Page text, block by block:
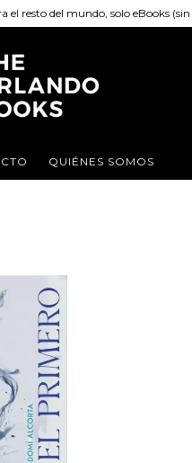
resto del mundo, solo eBooks (sin
QUIÉNES SOMOS